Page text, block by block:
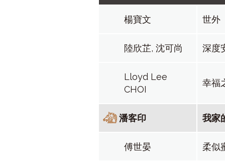
楊寶文 世外
陸欣芷, 沈可尚 深度
Lloyd Lee
CHOI
幸福
潘客印 我家
傅世晏 柔似